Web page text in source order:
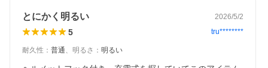
とにかく明るい 2026/5/2
5 tru********
耐久性 ： 普通、 明るさ ： 明るい